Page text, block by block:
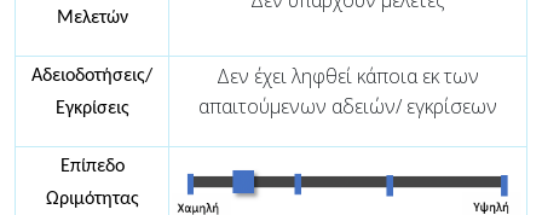
Μελετών
Αδειοδοτήσεις/
Εγκρίσεις
Δεν έχει ληφθεί κάποια εκ των
απαιτούμενων αδειών/ εγκρίσεων
Επίπεδο
Ωριμότητας